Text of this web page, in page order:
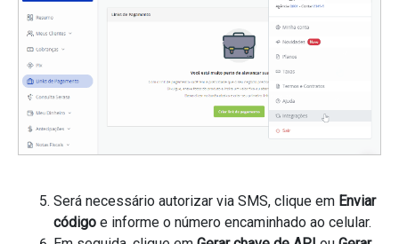
Será necessário autorizar via SMS, clique em Enviar
código e informe o número encaminhado ao celular.